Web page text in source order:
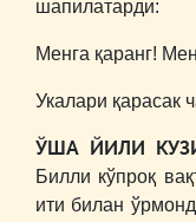
шапилатарди:
Менга қаранг!
Укалари қарасак
ЎША ЙИЛИ
Билли кўпроқ
ити билан